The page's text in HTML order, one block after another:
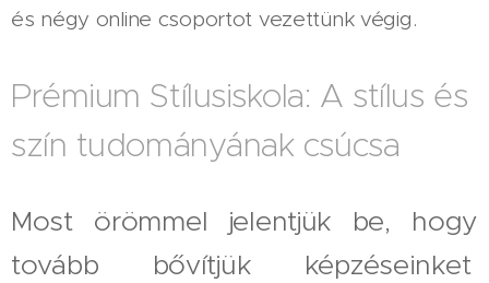
és négy online csoportot vezettünk végig.
Prémium Stílusiskola: A stílus és
szín tudományának csúcsa
Most örömmel jelentjük be, hogy
tovább bővítjük képzéseinket